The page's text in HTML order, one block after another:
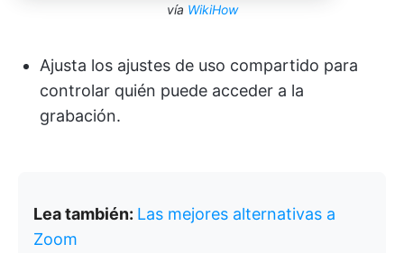
vía WikiHow
Ajusta los ajustes de uso compartido para
controlar quién puede acceder a la
grabación.
Lea también: Las mejores alternativas a
Zoom